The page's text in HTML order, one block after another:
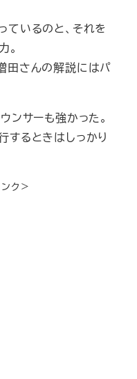
ているのと、それを
。
田さんの解説にはパ
ンサーも強かった。
するときはしっかり
ク＞